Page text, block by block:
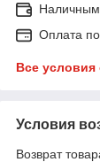
Оплата
Все условия
Условия
Возврат